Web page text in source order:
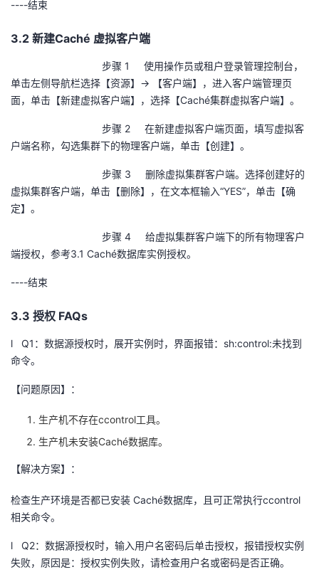
----结束
3.2 新建Caché 虚拟客户端
步骤 1 使用操作员或租户登录管理控制台，
单击左侧导航栏选择【资源】→ 【客户端】，进入客户端管理页
面，单击【新建虚拟客户端】，选择【Caché集群虚拟客户端】。
步骤 2 在新建虚拟客户端页面，填写虚拟客
户端名称，勾选集群下的物理客户端，单击【创建】。
步骤 3 删除虚拟集群客户端。选择创建好的
虚拟集群客户端，单击【删除】，在文本框输入“YES”，单击【确
定】。
步骤 4 给虚拟集群客户端下的所有物理客户
端授权，参考3.1 Caché数据库实例授权。
----结束
3.3 授权 FAQs
l Q1 ：数据源授权时，展开实例时，界面报错： sh:control:未找到
命令。
【问题原因】：
生产机不存在ccontrol工具。
生产机未安装Caché数据库。
【解决方案】：
检查生产环境是否都已安装 Caché数据库，且可正常执行ccontrol
相关命令。
l Q2：数据源授权时，输入用户名密码后单击授权，报错授权实例
失败，原因是：授权实例失败，请检查用户名或密码是否正确。